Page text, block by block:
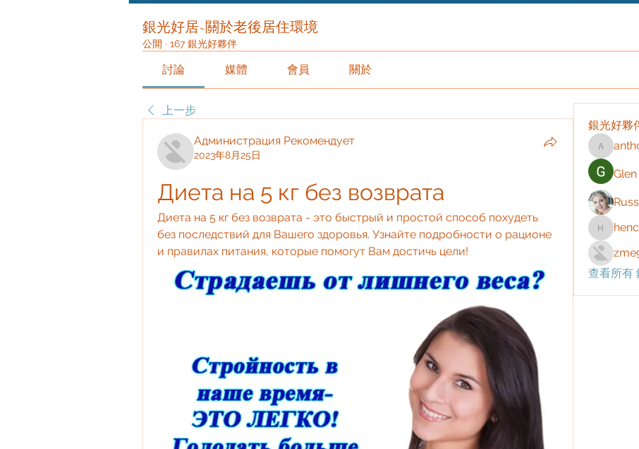
銀光好居~關於老後居住環境
公開 · 167 銀光好夥伴
討論 媒體 會員 關於
上一步
Администрация Рекомендует
2023年8月25日
Диета на 5 кг без возврата
Диета на 5 кг без возврата - это быстрый и простой способ похудеть
без последствий для Вашего здоровья. Узнайте подробности о рационе
и правилах питания, которые помогут Вам достичь цели!
銀光好夥
查看所有